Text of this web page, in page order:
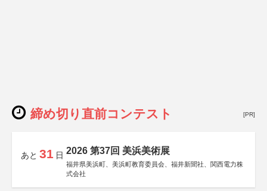
締め切り直前コンテスト [PR]
あと 31 日 2026 第37回 美浜美術展
福井県美浜町、美浜町教育委員会、福井新聞社、関西電力株
式会社